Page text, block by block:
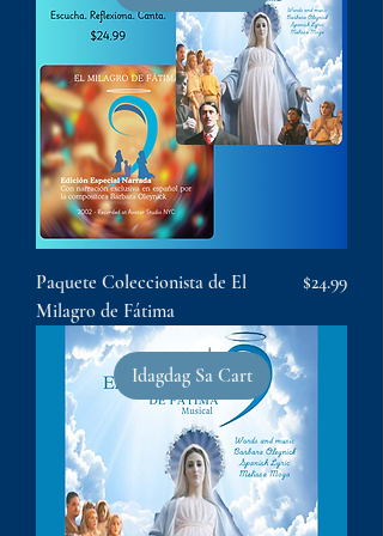
Paquete Coleccionista de El
Milagro de Fátima
Presyo
$24.99
Idagdag Sa Cart